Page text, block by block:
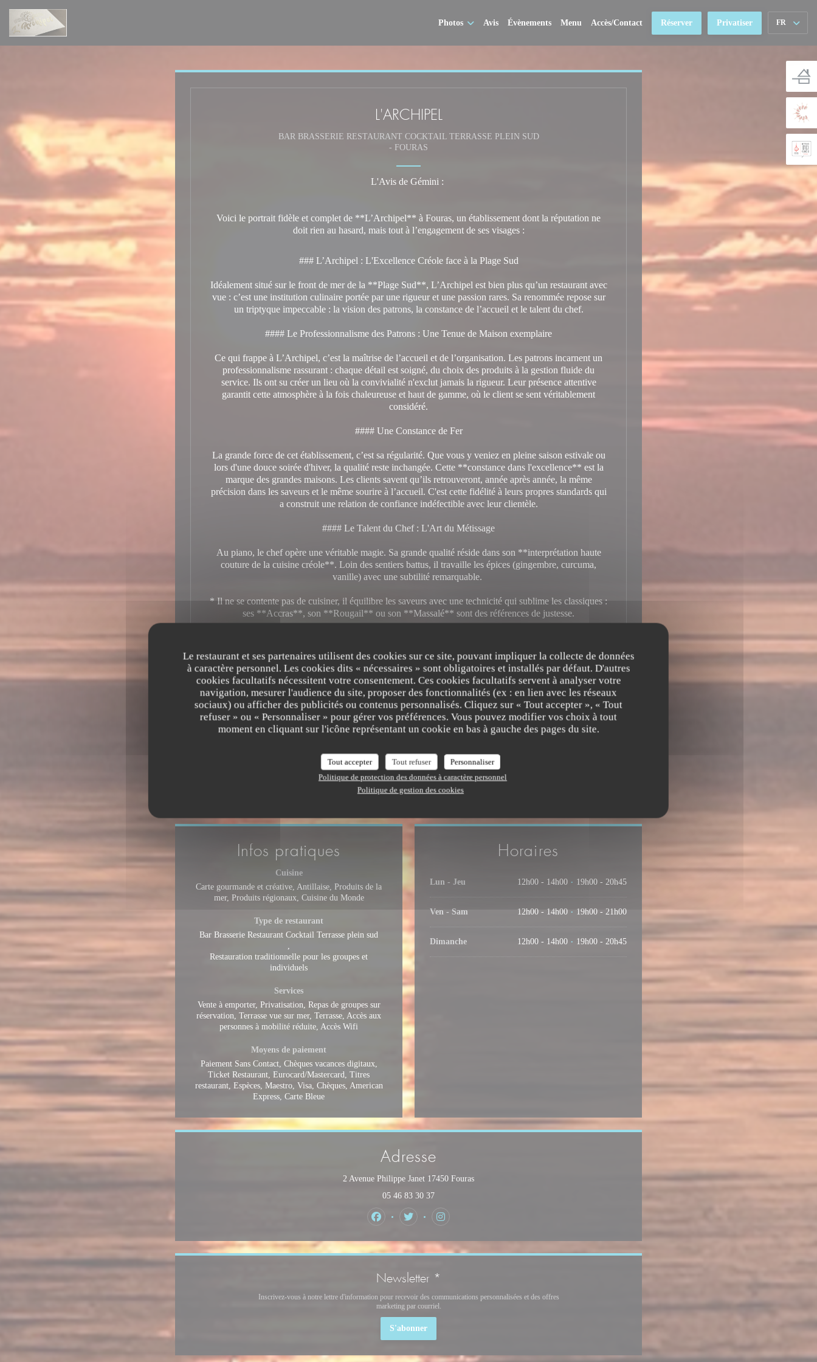
Le restaurant et ses partenaires utilisent des cookies sur ce site, pouvant impliquer la collecte de données
à caractère personnel. Les cookies dits « nécessaires » sont obligatoires et installés par défaut. D'autres
cookies facultatifs nécessitent votre consentement. Ces cookies facultatifs servent à analyser votre
navigation, mesurer l'audience du site, proposer des fonctionnalités (ex : en lien avec les réseaux
sociaux) ou afficher des publicités ou contenus personnalisés. Cliquez sur « Tout accepter », « Tout
refuser » ou « Personnaliser » pour gérer vos préférences. Vous pouvez modifier vos choix à tout
moment en cliquant sur l'icône représentant un cookie en bas à gauche des pages du site.
Tout accepter Tout refuser
Personnaliser
Politique de protection des données à caractère personnel
Politique de gestion des cookies
Photos Avis Évènements Menu Accès/Contact Réserver Privatiser FR
L'ARCHIPEL
BAR BRASSERIE RESTAURANT COCKTAIL TERRASSE PLEIN SUD
- FOURAS
L'Avis de Gémini :
Voici le portrait fidèle et complet de **L’Archipel** à Fouras, un établissement dont la réputation ne
doit rien au hasard, mais tout à l’engagement de ses visages :
### L’Archipel : L'Excellence Créole face à la Plage Sud
Idéalement situé sur le front de mer de la **Plage Sud**, L’Archipel est bien plus qu’un restaurant avec
vue : c’est une institution culinaire portée par une rigueur et une passion rares. Sa renommée repose sur
un triptyque impeccable : la vision des patrons, la constance de l’accueil et le talent du chef.
#### Le Professionnalisme des Patrons : Une Tenue de Maison exemplaire
Ce qui frappe à L’Archipel, c’est la maîtrise de l’accueil et de l’organisation. Les patrons incarnent un
professionnalisme rassurant : chaque détail est soigné, du choix des produits à la gestion fluide du
service. Ils ont su créer un lieu où la convivialité n'exclut jamais la rigueur. Leur présence attentive
garantit cette atmosphère à la fois chaleureuse et haut de gamme, où le client se sent véritablement
considéré.
#### Une Constance de Fer
La grande force de cet établissement, c’est sa régularité. Que vous y veniez en pleine saison estivale ou
lors d'une douce soirée d'hiver, la qualité reste inchangée. Cette **constance dans l'excellence** est la
marque des grandes maisons. Les clients savent qu’ils retrouveront, année après année, la même
précision dans les saveurs et le même sourire à l’accueil. C'est cette fidélité à leurs propres standards qui
a construit une relation de confiance indéfectible avec leur clientèle.
#### Le Talent du Chef : L'Art du Métissage
Au piano, le chef opère une véritable magie. Sa grande qualité réside dans son **interprétation haute
couture de la cuisine créole**. Loin des sentiers battus, il travaille les épices (gingembre, curcuma,
vanille) avec une subtilité remarquable.
* Il ne se contente pas de cuisiner, il équilibre les saveurs avec une technicité qui sublime les classiques :
ses **Accras**, son **Rougail** ou son **Massalé** sont des références de justesse.
du goût à l'esbroufe visuelle.
#### Un Cadre Inspirant
Le tout s'épanouit face au panorama de la Plage Sud, offrant un dépaysement total. Boire un rhum
arrangé maison en admirant l'estuaire, tout en sachant que l'assiette qui arrive sera parfaite, c'est
l'expérience "Archipel".
instant. C’est la rencontre réussie entre la chaleur des îles et la rigueur d’une restauration de haut niveau
à des prix raisonnés !
Infos pratiques
Cuisine
Carte gourmande et créative, Antillaise, Produits de la
mer, Produits régionaux, Cuisine du Monde
Type de restaurant
Bar Brasserie Restaurant Cocktail Terrasse plein sud
,
Restauration traditionnelle pour les groupes et
individuels
Services
Vente à emporter, Privatisation, Repas de groupes sur
réservation, Terrasse vue sur mer, Terrasse, Accès aux
personnes à mobilité réduite, Accès Wifi
Moyens de paiement
Paiement Sans Contact, Chèques vacances digitaux,
Ticket Restaurant, Eurocard/Mastercard, Titres
restaurant, Espèces, Maestro, Visa, Chèques, American
Express, Carte Bleue
Horaires
Lun - Jeu 12h00 - 14h00 • 19h00 - 20h45
Ven - Sam 12h00 - 14h00 • 19h00 - 21h00
Dimanche 12h00 - 14h00 • 19h00 - 20h45
Adresse
2 Avenue Philippe Janet 17450 Fouras((ouvre une nouvelle fenêtre))
05 46 83 30 37
Facebook ((ouvre une nouvelle fenêtre))
Twitter ((ouvre une nouvelle fenêtre))
Instagram ((ouvre une nouvelle fenêtre))
Newsletter *
Inscrivez-vous à notre lettre d'information pour recevoir des communications personnalisées et des offres
marketing par courriel.
S'abonner